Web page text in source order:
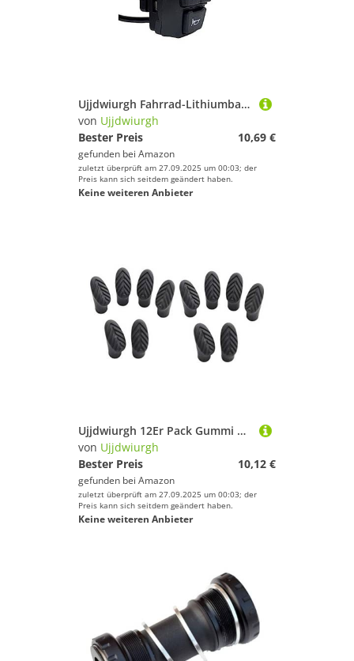
Ujjdwiurgh Fahrrad-Lithiumbatterie-Modifikationsersatz DK336 DREI-In-Eins-Schalter 36V48V Horn-Scheinwerfer-Blinkerschalter
von Ujjdwiurgh
Bester Preis
10,69 €
gefunden bei Amazon
zuletzt überprüft am 27.09.2025 um 00:03; der
Preis kann sich seitdem geändert haben.
Keine weiteren Anbieter
Ujjdwiurgh 12Er Pack Gummi Wanderst? Tipps STO?d?mpfende Wanderst? Schutz f¨¹r Wanderst?
von Ujjdwiurgh
Bester Preis
10,12 €
gefunden bei Amazon
zuletzt überprüft am 27.09.2025 um 00:03; der
Preis kann sich seitdem geändert haben.
Keine weiteren Anbieter